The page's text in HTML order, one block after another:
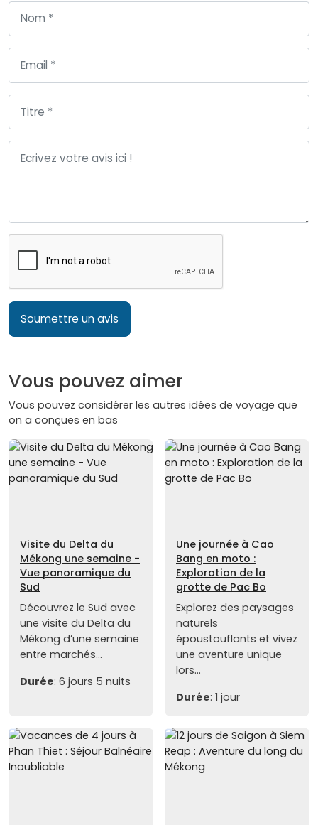
Soumettre un avis
Vous pouvez aimer
Vous pouvez considérer les autres idées de voyage que
on a conçues en bas
Visite du Delta du
Mékong une semaine -
Vue panoramique du
Sud
Découvrez le Sud avec
une visite du Delta du
Mékong d’une semaine
entre marchés...
Durée: 6 jours 5 nuits
Une journée à Cao
Bang en moto :
Exploration de la
grotte de Pac Bo
Explorez des paysages
naturels
époustouflants et vivez
une aventure unique
lors...
Durée: 1 jour